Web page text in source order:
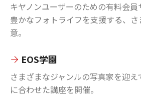
キヤノンユーザーのための有料会員
豊かなフォトライフを支援する、
意。
EOS学園
さまざまなジャンルの写真家を迎
に合わせた講座を開催。